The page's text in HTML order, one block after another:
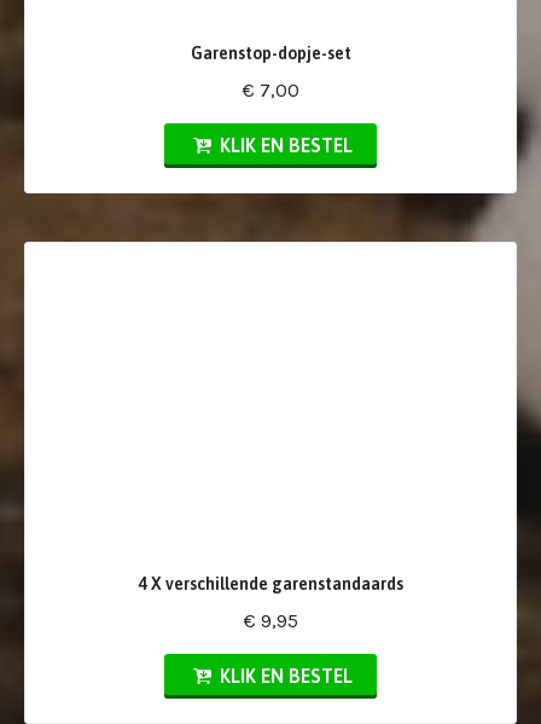
Garenstop-dopje-set
€ 7,00
KLIK EN BESTEL
4 X verschillende garenstandaards
€ 9,95
KLIK EN BESTEL